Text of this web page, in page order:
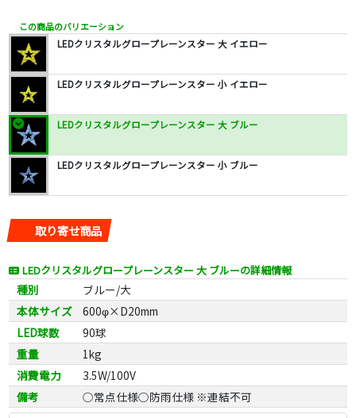
この商品のバリエーション
LEDクリスタルグロープレーンスター 大 イエロー
LEDクリスタルグロープレーンスター 小 イエロー
LEDクリスタルグロープレーンスター 大 ブルー
LEDクリスタルグロープレーンスター 小 ブルー
取り寄せ商品
LEDクリスタルグロープレーンスター 大 ブルーの詳細情報
種別
ブルー/大
本体サイズ
600φ×D20mm
LED球数
90球
重量
1kg
消費電力
3.5W/100V
備考
○常点仕様○防雨仕様 ※連結不可